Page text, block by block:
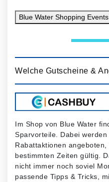
Blue Water Shopping Events
Welche Gutscheine &
Im Shop von Blue Water
Sparvorteile. Dabei
Rabattaktionen
bestimmten Zeiten gültig.
nicht immer noch soviel
passende Tipps & Tricks,